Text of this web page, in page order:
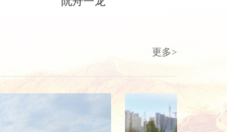
更多>